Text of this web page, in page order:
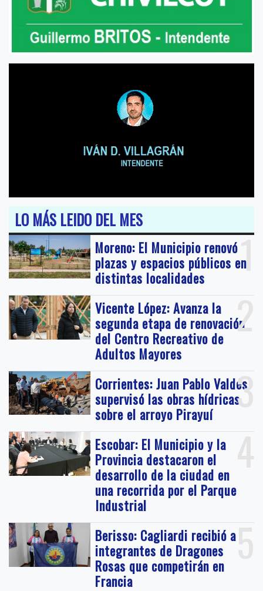
LO MÁS LEIDO DEL MES
1
Moreno: El Municipio renovó
plazas y espacios públicos en
distintas localidades
2
Vicente López: Avanza la
segunda etapa de renovación
del Centro Recreativo de
Adultos Mayores
3
Corrientes: Juan Pablo Valdés
supervisó las obras hídricas
sobre el arroyo Pirayuí
4
Escobar: El Municipio y la
Provincia destacaron el
desarrollo de la ciudad en
una recorrida por el Parque
Industrial
5
Berisso: Cagliardi recibió a
integrantes de Dragones
Rosas que competirán en
Francia